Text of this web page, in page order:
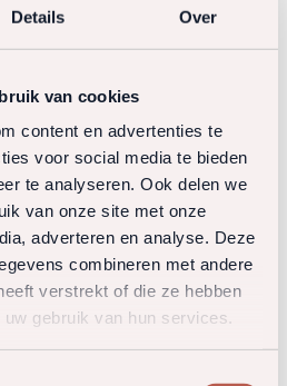
Details Over
van cookies
content en advertenties te
voor social media te bieden
te analyseren. Ook delen we
van onze site met onze
adverteren en analyse. Deze
combineren met andere
verstrekt of die ze hebben
gebruik van hun services.